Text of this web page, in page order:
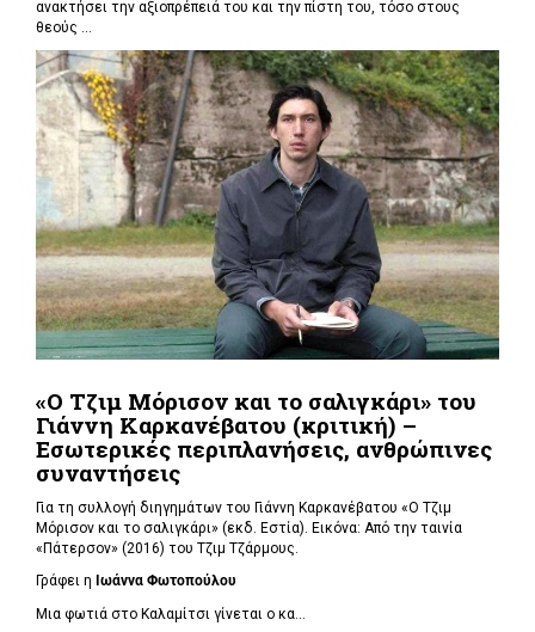
ανακτήσει την αξιοπρέπειά του και την πίστη του, τόσο στους
θεούς ...
«Ο Τζιμ Μόρισον και το σαλιγκάρι» του
Γιάννη Καρκανέβατου (κριτική) –
Εσωτερικές περιπλανήσεις, ανθρώπινες
συναντήσεις
Για τη συλλογή διηγημάτων του Γιάννη Καρκανέβατου «Ο Τζιμ
Μόρισον και το σαλιγκάρι» (εκδ. Εστία). Εικόνα: Από την ταινία
«Πάτερσον» (2016) του Τζιμ Τζάρμους.
Γράφει η Ιωάννα Φωτοπούλου
Μια φωτιά στο Καλαμίτσι γίνεται ο κα...